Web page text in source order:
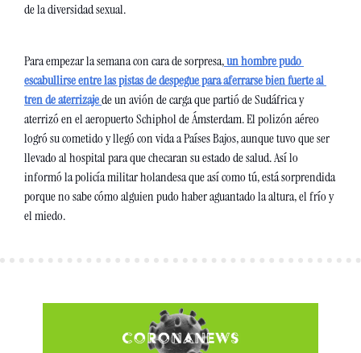
de la diversidad sexual.
Para empezar la semana con cara de sorpresa, un hombre pudo
escabullirse entre las pistas de despegue para aferrarse bien fuerte al
tren de aterrizaje de un avión de carga que partió de Sudáfrica y
aterrizó en el aeropuerto Schiphol de Ámsterdam. El polizón aéreo
logró su cometido y llegó con vida a Países Bajos, aunque tuvo que ser
llevado al hospital para que checaran su estado de salud. Así lo
informó la policía militar holandesa que así como tú, está sorprendida
porque no sabe cómo alguien pudo haber aguantado la altura, el frío y
el miedo.